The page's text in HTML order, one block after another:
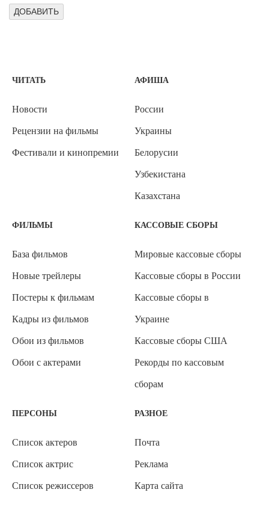
ЧИТАТЬ
Новости
Рецензии на фильмы
Фестивали и кинопремии
АФИША
России
Украины
Белорусии
Узбекистана
Казахстана
ФИЛЬМЫ
База фильмов
Новые трейлеры
Постеры к фильмам
Кадры из фильмов
Обои из фильмов
Обои с актерами
КАССОВЫЕ СБОРЫ
Мировые кассовые сборы
Кассовые сборы в России
Кассовые сборы в
Украине
Кассовые сборы США
Рекорды по кассовым
сборам
ПЕРСОНЫ
Список актеров
Список актрис
Список режиссеров
РАЗНОЕ
Почта
Реклама
Карта сайта